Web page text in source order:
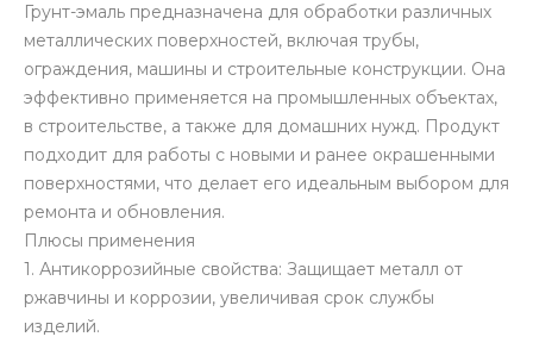
Грунт-эмаль предназначена для обработки различных
металлических поверхностей, включая трубы,
ограждения, машины и строительные конструкции. Она
эффективно применяется на промышленных объектах,
в строительстве, а также для домашних нужд. Продукт
подходит для работы с новыми и ранее окрашенными
поверхностями, что делает его идеальным выбором для
ремонта и обновления.
Плюсы применения
1. Антикоррозийные свойства: Защищает металл от
ржавчины и коррозии, увеличивая срок службы
изделий.